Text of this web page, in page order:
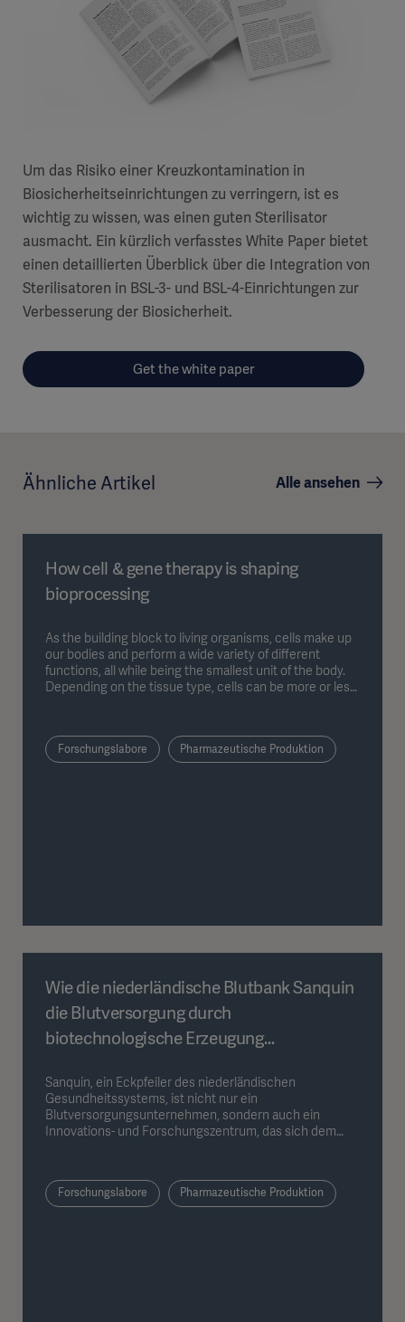
Um das Risiko einer Kreuzkontamination in
Biosicherheitseinrichtungen zu verringern, ist es
wichtig zu wissen, was einen guten Sterilisator
ausmacht. Ein kürzlich verfasstes White Paper bietet
einen detaillierten Überblick über die Integration von
Sterilisatoren in BSL-3- und BSL-4-Einrichtungen zur
Verbesserung der Biosicherheit.
Get the white paper
Ähnliche Artikel Alle ansehen
How cell & gene therapy is shaping
bioprocessing
As the building block to living organisms, cells make up
our bodies and perform a wide variety of different
functions, all while being the smallest unit of the body.
Depending on the tissue type, cells can be more or less
Forschungslabore Pharmazeutische Produktion
Wie die niederländische Blutbank Sanquin
die Blutversorgung durch
biotechnologische Erzeugung
Sanquin, ein Eckpfeiler des niederländischen
Gesundheitssystems, ist nicht nur ein
Blutversorgungsunternehmen, sondern auch ein
Innovations- und Forschungszentrum, das sich dem
Sanquin einen wesentlichen Beitrag zur Gewährleistung
einer sicheren und effizienten Blutversorgung in den
Niederlanden geleistet und beschäftigt landesweit rund
Forschungslabore Pharmazeutische Produktion